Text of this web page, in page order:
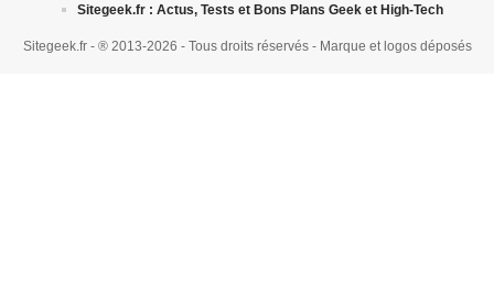
Sitegeek.fr - ® 2013-2026 - Tous droits réservés - Marque et logos déposés
Sitegeek.fr : Actus, Tests et Bons Plans Geek et High-Tech